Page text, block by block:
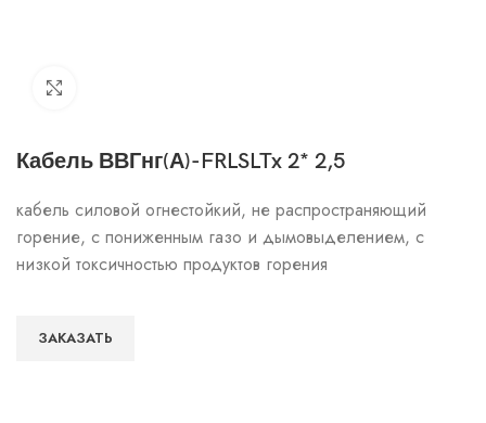
Кабель ВВГнг(А)-FRLSLTx 2* 2,5
кабель силовой огнестойкий, не распространяющий
горение, с пониженным газо и дымовыделением, с
низкой токсичностью продуктов горения
ЗАКАЗАТЬ